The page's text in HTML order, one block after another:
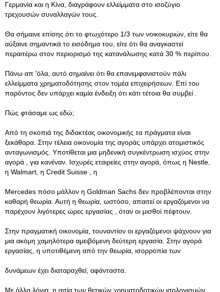
Γερμανία και η Κίνα, διαγράφουν ελλείμματα στο ισοζύγιο
τρεχουσών συναλλαγών τους.
Θα σήμαινε επίσης ότι το φτωχότερο 1/3 των νοικοκυριών, είτε θα
αύξαινε σημαντικά το εισόδημα του, είτε ότι θα αναγκαστεί
περαιτέρω στον περιορισμό της κατανάλωσης κατά 30 % περίπου.
Πάνω απ 'όλα, αυτό σημαίνει ότι θα επανεμφανιστούν πάλι
ελλείμματα χρηματοδότησης στον τομέα επιχειρήσεων. Επί του
παρόντος δεν υπάρχει καμία ένδειξη ότι κάτι τέτοια θα συμβεί .
Πώς φτάσαμε ως εδώ;
Από τη σκοπιά της διδακτέας οικονομικής τα πράγματα είναι
ξεκάθαρα. Στην τέλεια οικονομία της αγοράς υπάρχει ατομιστικός
ανταγωνισμός. Υποτίθεται μια μηδενική συγκέντρωση ισχύος στην
αγορά , για κανέναν. Ισχυρές εταιρείες στην αγορά, όπως η Nestle,
η Walmart, η Credit Suisse , η
Mercedes πόσο μάλλον η Goldman Sachs δεν προβλέπονται στην
καθαρή θεωρία. Αυτή η θεωρία, ωστόσο, απαιτεί οι εργαζόμενοι να
παρέχουν λιγότερες ώρες εργασίας , όταν οι μισθοί πέφτουν.
Στην πραγματική οικονομία, τουναντίον οι εργαζόμενοι ψάχνουν για
μια ακόμη χαμηλότερα αμειβόμενη δεύτερη εργασία. Στην αγορά
εργασίας, η υποτιθέμενη από την θεωρία, ισορροπία των
δυνάμεων έχει διαταραχθεί, αφάνταστα.
Με άλλα λόγια, η αιτία των θετικών χρηματοδοτικών ισολογισμών